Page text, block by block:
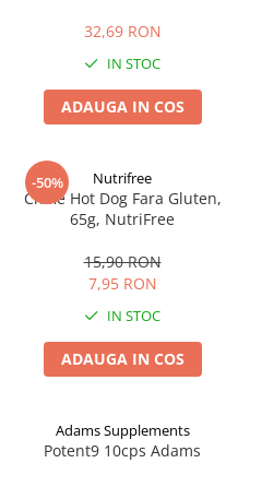
32,69 RON
IN STOC
ADAUGA IN COS
-50% Nutrifree
Chifle Hot Dog Fara Gluten,
65g, NutriFree
15,90 RON
7,95 RON
IN STOC
ADAUGA IN COS
Adams Supplements
Potent9 10cps Adams